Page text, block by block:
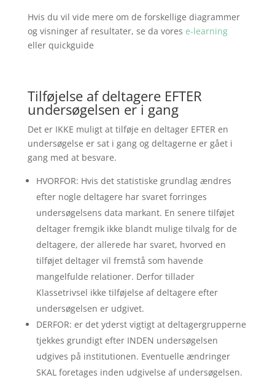
Hvis du vil vide mere om de forskellige diagrammer
og visninger af resultater, se da vores e-learning
eller quickguide
Tilføjelse af deltagere EFTER
undersøgelsen er i gang
Det er IKKE muligt at tilføje en deltager EFTER en
undersøgelse er sat i gang og deltagerne er gået i
gang med at besvare.
HVORFOR: Hvis det statistiske grundlag ændres
efter nogle deltagere har svaret forringes
undersøgelsens data markant. En senere tilføjet
deltager fremgik ikke blandt mulige tilvalg for de
deltagere, der allerede har svaret, hvorved en
tilføjet deltager vil fremstå som havende
mangelfulde relationer. Derfor tillader
Klassetrivsel ikke tilføjelse af deltagere efter
undersøgelsen er udgivet.
DERFOR: er det yderst vigtigt at deltagergrupperne
tjekkes grundigt efter INDEN undersøgelsen
udgives på institutionen. Eventuelle ændringer
SKAL foretages inden udgivelse af undersøgelsen.